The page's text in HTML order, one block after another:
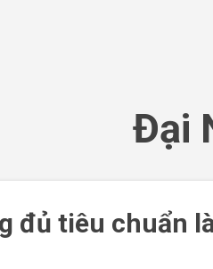
Đại
đủ tiêu chuẩn